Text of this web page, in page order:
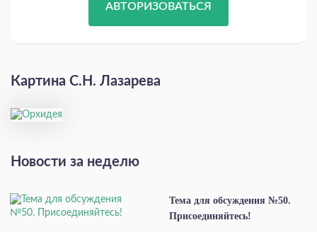
АВТОРИЗОВАТЬСЯ
Картина С.Н. Лазарева
Новости за неделю
Тема для обсуждения №50.
Присоединяйтесь!